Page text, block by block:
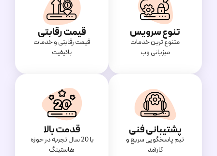
تنوع سرویس
متنوع ترین خدمات
میزبانی وب
قیمت رقابتی
قیمت‌ رقابتی و خدمات
باکیفیت
پشتیبانی فنی
تیم پاسخگویی سریع و
کارآمد
قدمت بالا
با 20 سال تجربه در حوزه
هاستینگ